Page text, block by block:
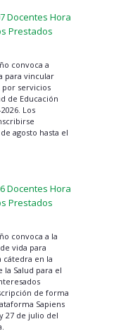
Docentes Hora
Prestados
convoca a
para vincular
servicios
de Educación
Los
agosto hasta el
Docentes Hora
Prestados
convoca a la
vida para
en la
la Salud para el
de forma
Sapiens
27 de julio del